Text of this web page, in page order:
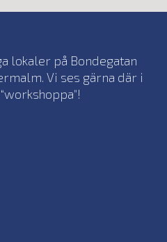
lokaler på Bondegatan
Vi ses gärna där i